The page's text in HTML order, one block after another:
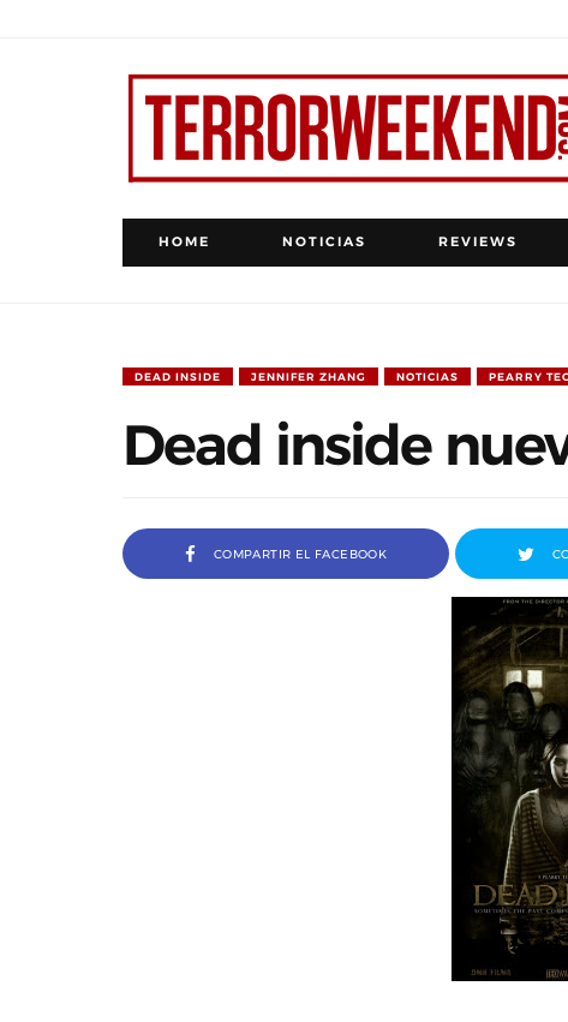
HOME NOTICIAS REVIEWS
DEAD INSIDE JENNIFER ZHANG NOTICIAS PEARRY
Dead inside
COMPARTIR EL FACEBOOK
Entrevista a Javier Rueda,
del Madd Film Market